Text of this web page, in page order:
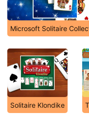
Microsoft Solitaire
Solitaire Klondike